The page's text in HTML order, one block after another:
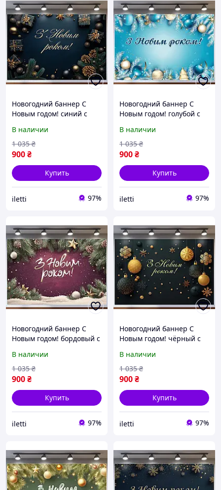
Новогодний баннер С
Новым годом! синий с
№46323
В наличии
900₴
1 035 ₴
Купить
iletti 97%
Новогодний баннер С
Новым годом! голубой с
№46326
В наличии
900₴
1 035 ₴
Купить
iletti 97%
Новогодний баннер С
Новым годом! бордовый с
элементами №46328
В наличии
900₴
1 035 ₴
Купить
iletti 97%
Новогодний баннер С
Новым годом! чёрный с
шарами №46329
В наличии
900₴
1 035 ₴
Купить
iletti 97%